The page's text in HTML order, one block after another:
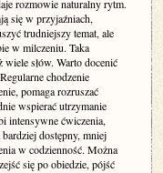
rozmowie naturalny rytm.
się w przyjaźniach,
trudniejszy temat, ale
w milczeniu. Taka
wiele słów. Warto docenić
chodzenie
pomaga rozruszać
wspierać utrzymanie
intensywne ćwiczenia,
dostępny, mniej
w codzienność. Można
się po obiedzie, pójść